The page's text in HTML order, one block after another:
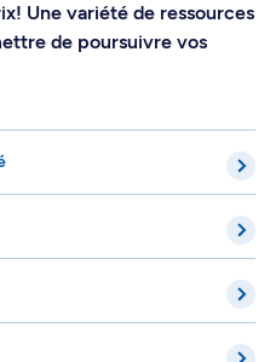
Une variété de ressources
de poursuivre vos